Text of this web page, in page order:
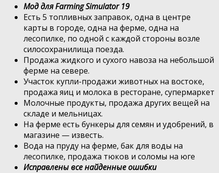
Мод для Farming Simulator 19
Есть 5 топливных заправок, одна в центре
карты в городе, одна на ферме, одна на
лесопилке, по одной с каждой стороны возле
силосохранилища поезда.
Продажа жидкого и сухого навоза на небольшой
ферме на севере.
Участок купли-продажи животных на востоке,
продажа яиц и молока в ресторане, супермаркет
Молочные продукты, продажа других вещей на
складе и мельницах.
На ферме есть бункеры для семян и удобрений, в
магазине — известь.
Вода на пруду на ферме, бак для воды на
лесопилке, продажа тюков и соломы на юге
Исправлены все найденные ошибки